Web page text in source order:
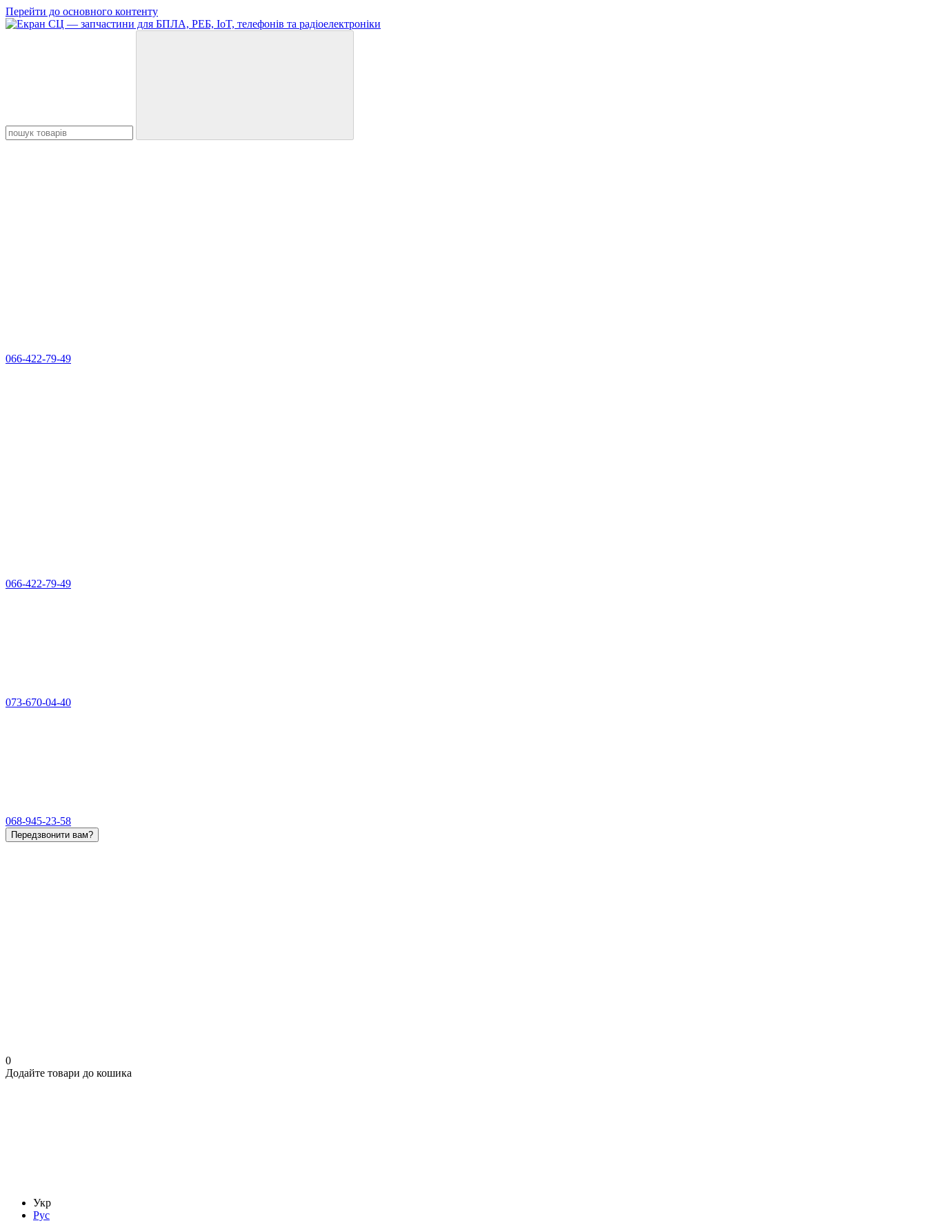
Перейти до основного контенту
066-422-79-49
066-422-79-49
073-670-04-40
068-945-23-58
Передзвонити вам?
0
Додайте товари до кошика
Укр
Рус